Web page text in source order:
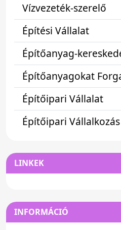
Vízvezeték-szerelő
Építési Vállalat
Építőanyag-
Építőanyagokat
Építőipari Vállalat
Építőipari Vállalkozás
LINKEK
INFORMÁCIÓ